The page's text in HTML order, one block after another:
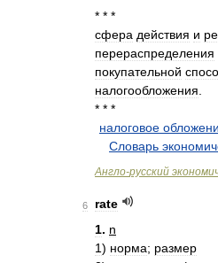
* * *
сфера действия и
перераспределения
покупательной
налогообложения
* * *
налоговое
Словарь
Англо-русский
6
rate
1. n
1) норма; размер